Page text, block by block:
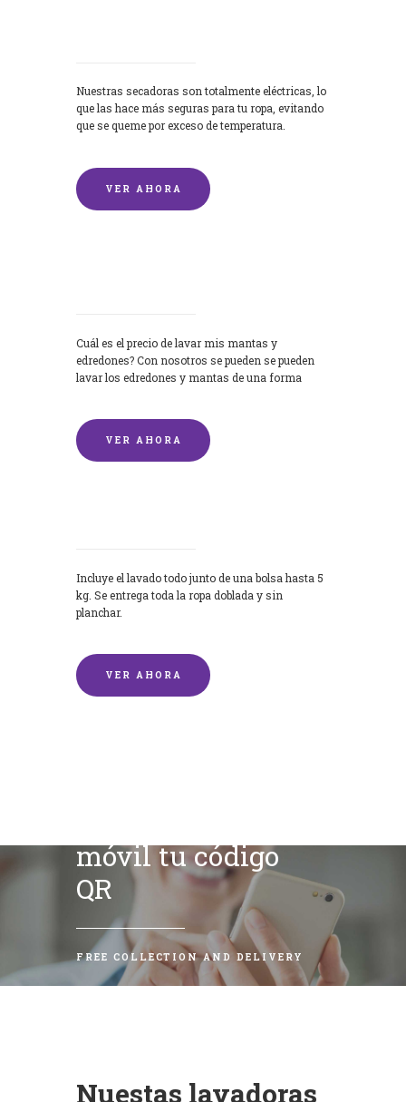
Nuestras secadoras son totalmente eléctricas, lo
que las hace más seguras para tu ropa, evitando
que se queme por exceso de temperatura.
VER AHORA
Cuál es el precio de lavar mis mantas y
edredones? Con nosotros se pueden se pueden
lavar los edredones y mantas de una forma
VER AHORA
Incluye el lavado todo junto de una bolsa hasta 5
kg. Se entrega toda la ropa doblada y sin
planchar.
VER AHORA
móvil tu código
QR
FREE COLLECTION AND DELIVERY
Nuestas lavadoras